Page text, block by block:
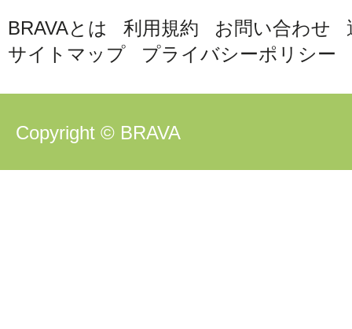
BRAVAとは 利用規約 お問い合わせ
サイトマップ
プライバシーポリシー
Copyright © BRAVA